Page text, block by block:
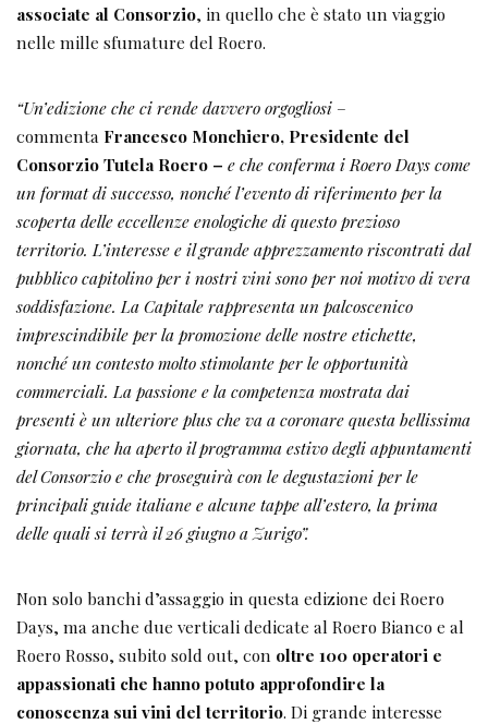
associate al Consorzio, in quello che è stato un viaggio
nelle mille sfumature del Roero.
“Un’edizione che ci rende davvero orgogliosi –
commenta Francesco Monchiero, Presidente del
Consorzio Tutela Roero – e che conferma i Roero Days come
un format di successo, nonché l’evento di riferimento per la
scoperta delle eccellenze enologiche di questo prezioso
territorio. L’interesse e il grande apprezzamento riscontrati dal
pubblico capitolino per i nostri vini sono per noi motivo di vera
soddisfazione. La Capitale rappresenta un palcoscenico
imprescindibile per la promozione delle nostre etichette,
nonché un contesto molto stimolante per le opportunità
commerciali. La passione e la competenza mostrata dai
presenti è un ulteriore plus che va a coronare questa bellissima
giornata, che ha aperto il programma estivo degli appuntamenti
del Consorzio e che proseguirà con le degustazioni per le
principali guide italiane e alcune tappe all’estero, la prima
delle quali si terrà il 26 giugno a Zurigo”.
Non solo banchi d’assaggio in questa edizione dei Roero
Days, ma anche due verticali dedicate al Roero Bianco e al
Roero Rosso, subito sold out, con oltre 100 operatori e
appassionati che hanno potuto approfondire la
conoscenza sui vini del territorio. Di grande interesse